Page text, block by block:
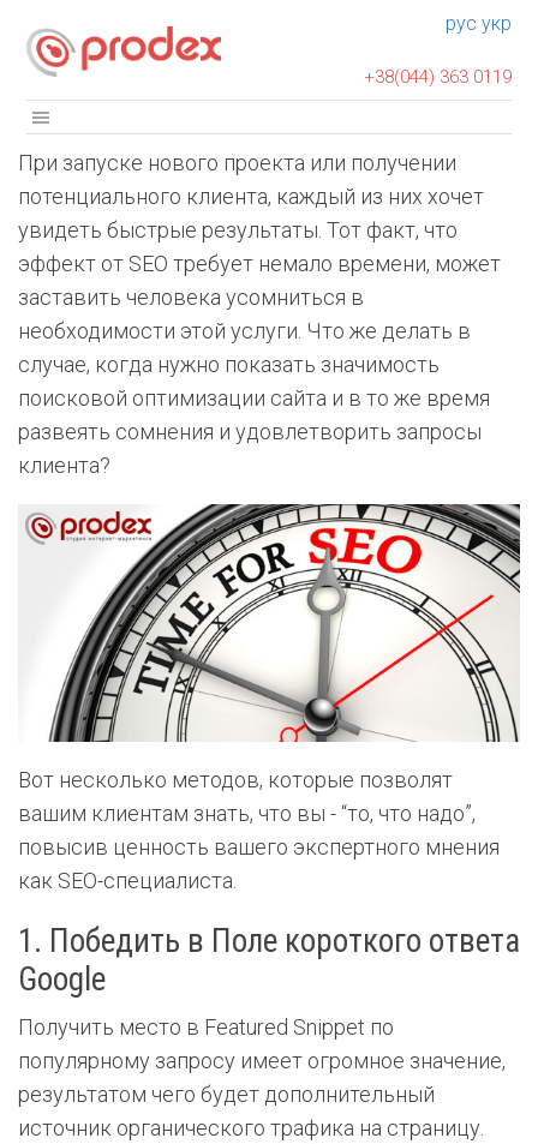
рус укр
+38(044) 363 0119
При запуске нового проекта или получении
потенциального клиента, каждый из них хочет
увидеть быстрые результаты. Тот факт, что
эффект от SEO требует немало времени, может
заставить человека усомниться в
необходимости этой услуги. Что же делать в
случае, когда нужно показать значимость
поисковой оптимизации сайта и в то же время
развеять сомнения и удовлетворить запросы
клиента?
Вот несколько методов, которые позволят
вашим клиентам знать, что вы - “то, что надо”,
повысив ценность вашего экспертного мнения
как SEO-специалиста.
1. Победить в Поле короткого ответа
Google
Получить место в Featured Snippet по
популярному запросу имеет огромное значение,
результатом чего будет дополнительный
источник органического трафика на страницу.